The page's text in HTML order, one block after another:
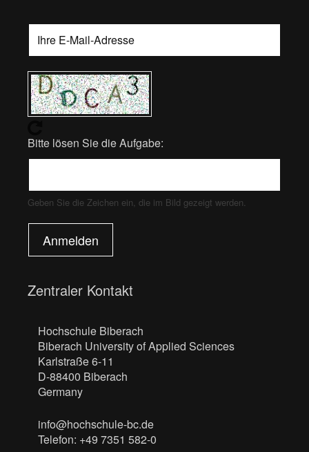
Bitte lösen Sie die Aufgabe:
Geben Sie die Zeichen ein, die im Bild gezeigt werden.
Anmelden
Zentraler Kontakt
Hochschule Biberach
Biberach University of Applied Sciences
Karlstraße 6-11
D-88400 Biberach
Germany
info@hochschule-bc.de
Telefon: +49 7351 582-0